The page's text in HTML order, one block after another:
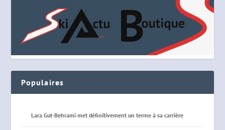
Populaires
Lara Gut-Behrami met définitivement un terme à sa carrière